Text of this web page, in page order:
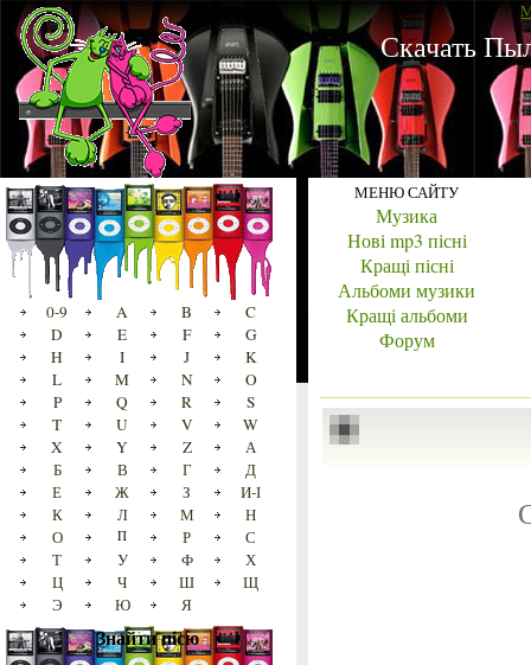
Скачать
0-9 A B
C
D
E F
G
H
I J
K
L
M N
O
P
Q R
S
T
U V
W
X
Y Z
А
Б
В Г
Д
Е
Ж З
И-І
К
Л М
Н
О
П Р
С
Т
У Ф
Х
Ц
Ч Ш
Щ
Э
Ю Я
Знайти пісю
МЕНЮ САЙТУ
Музика
Нові mp3 пісні
Кращі пісні
Альбоми музики
Кращі альбоми
Форум